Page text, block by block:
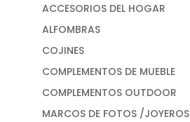
ACCESORIOS DEL HOGAR
ALFOMBRAS
COJINES
COMPLEMENTOS DE MUEBLE
COMPLEMENTOS OUTDOOR
MARCOS DE FOTOS /JOYEROS